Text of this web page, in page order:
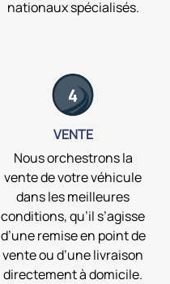
nationaux spécialisés.
VENTE
Nous orchestrons la
vente de votre véhicule
dans les meilleures
conditions, qu’il s’agisse
d’une remise en point de
vente ou d’une livraison
directement à domicile.